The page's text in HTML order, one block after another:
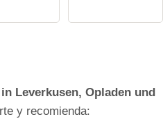
Leverkusen, Opladen und
y recomienda: